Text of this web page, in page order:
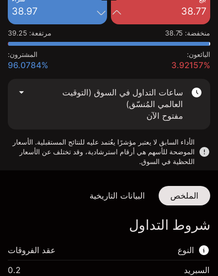
38.77
38.97
منخفضة:
38.75 مرتفعة:
39.25
البائعون:
3.92157%
المشترون:
96.0784%
ساعات التداول في السوق (التوقيت
العالمي المُنسّق)
مفتوح الآن
الأداء السابق لا يعتبر مؤشرًا يعُتمد عليه للنتائج المستقبلية. الأسعار
الموضحة للأسهم هي أرقام استرشادية، وقد تختلف عن الأسعار
اللحظية في السوق.
الملخص البيانات التاريخية
شروط التداول
النوع عقد الفروقات
السبريد 0.2